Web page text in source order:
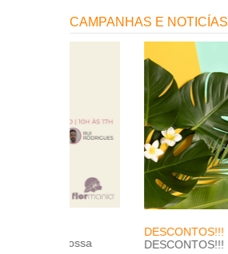
CAMPANHAS E NOTICÍAS
DESCONTOS!!!
DESCONTOS!!!ver mais